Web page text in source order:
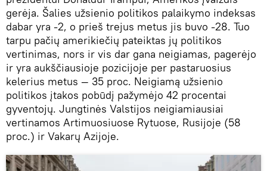
gerėja. Šalies užsienio politikos palaikymo indeksas
dabar yra -2, o prieš trejus metus jis buvo -28. Tuo
tarpu pačių amerikiečių pateiktas jų politikos
vertinimas, nors ir vis dar gana neigiamas, pagerėjo
ir yra aukščiausioje pozicijoje per pastaruosius
kelerius metus — 35 proc. Neigiamą užsienio
politikos įtakos pobūdį pažymėjo 42 procentai
gyventojų. Jungtinės Valstijos neigiamiausiai
vertinamos Artimuosiuose Rytuose, Rusijoje (58
proc.) ir Vakarų Azijoje.